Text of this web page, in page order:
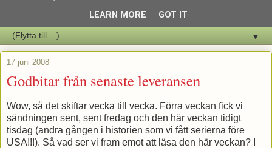
▼
17 juni 2008
Godbitar från senaste leveransen
Wow, så det skiftar vecka till vecka. Förra veckan fick vi
sändningen sent, sent fredag och den här veckan tidigt
tisdag (andra gången i historien som vi fått serierna före
USA!!!). Så vad ser vi fram emot att läsa den här veckan? I
LEARN MORE GOT IT